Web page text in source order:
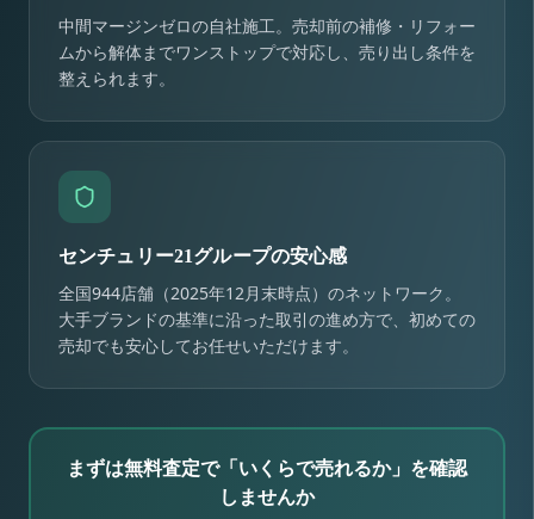
中間マージンゼロの自社施工。売却前の補修・リフォー
ムから解体までワンストップで対応し、売り出し条件を
整えられます。
センチュリー21グループの安心感
全国944店舗（2025年12月末時点）のネットワーク。
大手ブランドの基準に沿った取引の進め方で、初めての
売却でも安心してお任せいただけます。
まずは無料査定で「いくらで売れるか」を確認
しませんか